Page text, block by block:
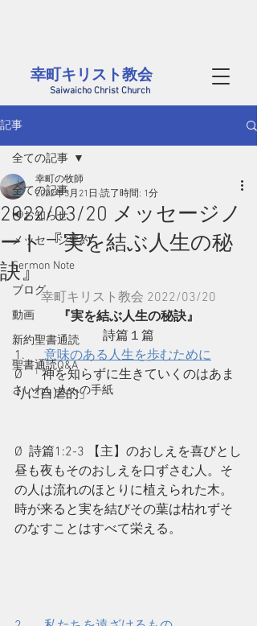
幸町キリスト教会​
Saiwaicho Christ Church
記事
全ての記事
📢お知らせ
メッセージ要約
Sermon Note
ブログ
動画
新約聖書通読
聖書通読Q&A
さいわい人への手紙
全ての記事
2022/03/20 メッセージノ
ート『実を結ぶ人生の秘
訣』
幸町の牧師
2022年3月21日 読了時間: 1分
幸町キリスト教会 2022/03/20
『実を結ぶ人生の秘訣』
詩篇１篇
1. 意味のある人生を歩むために
Ø  「神を知らずに生きていくのはあま
りに自虐的」
Ø  詩篇1:2-3 【主】のおしえを喜びとし
昼も夜もそのおしえを口ずさむ人。そ
の人は流れのほとりに植えられた木。
時が来ると実を結びその葉は枯れずそ
のなすことはすべて栄える。